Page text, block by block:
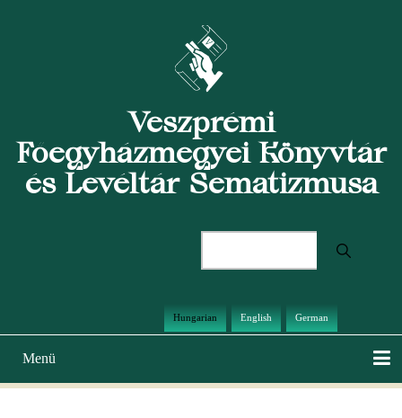
Veszprémi
Főegyházmegyei Könyvtár
és Levéltár Sematizmusa
Hungarian English German
Main
navigation
Menü